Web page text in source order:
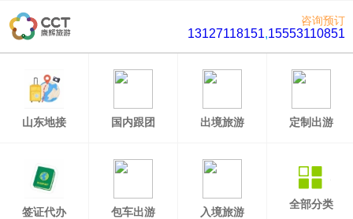
咨询预订
13127118151,15553110851
山东地接 国内跟团 出境旅游 定制出游
签证代办 包车出游 入境旅游
全部分类